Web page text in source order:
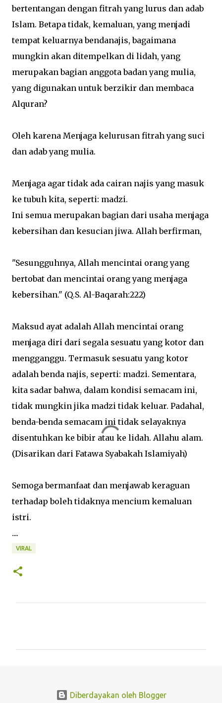
bertentangan dengan fitrah yang lurus dan adab
Islam. Betapa tidak, kemaluan, yang menjadi
tempat keluarnya bendanajis, bagaimana
mungkin akan ditempelkan di lidah, yang
merupakan bagian anggota badan yang mulia,
yang digunakan untuk berzikir dan membaca
Alquran?
Oleh karena Menjaga kelurusan fitrah yang suci
dan adab yang mulia.
Menjaga agar tidak ada cairan najis yang masuk
ke tubuh kita, seperti: madzi.
Ini semua merupakan bagian dari usaha menjaga
kebersihan dan kesucian jiwa. Allah berfirman,
"Sesungguhnya, Allah mencintai orang yang
bertobat dan mencintai orang yang menjaga
kebersihan." (Q.S. Al-Baqarah:222)
Maksud ayat adalah Allah mencintai orang
menjaga diri dari segala sesuatu yang kotor dan
mengganggu. Termasuk sesuatu yang kotor
adalah benda najis, seperti: madzi. Sementara,
kita sadar bahwa, dalam kondisi semacam ini,
tidak mungkin jika madzi tidak keluar. Padahal,
benda-benda semacam ini tidak selayaknya
disentuhkan ke bibir atau ke lidah. Allahu alam.
(Disarikan dari Fatawa Syabakah Islamiyah)
Semoga bermanfaat dan menjawab keraguan
terhadap boleh tidaknya mencium kemaluan
istri.
....
VIRAL
Diberdayakan oleh Blogger